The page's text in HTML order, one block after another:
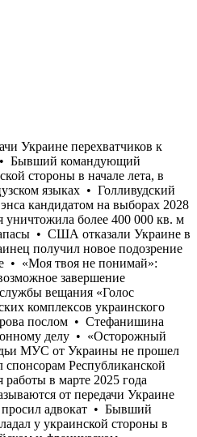
в начале лета, в значительной степени исчез», - Юлиан Репке • «Моя твоя не понимай»: Кандидат в судьи МУС от Украины не прошел собеседование на английском и французском языках • Голливудский режиссер Джеймс Кэмерон намекнул на возможное завершение карьеры • Трамп заявил спонсорам Республиканской партии, что хотел бы видеть Джей Ди Вэнса кандидатом на выборах 2028 года • Редакция украинской службы вещания «Голос Америки» после прекращения работы в марте 2025 года возобновляет ее • Только с начала июля Россия уничтожила более 400 000 кв. м складов и логистических комплексов украинского бизнеса • Страны ЕС отказываются от передачи Украине перехватчиков к Patriot, опасаясь потратить все запасы • США отказали Украине в назначении Умерова послом • Стефанишина "наныла" залог меньше, чем просил адвокат • Бывший командующий логистикой Воздушных сил Андрей Украинец получил новое подозрение по коррупционному делу • «Осторожный оптимизм, который преобладал у украинской стороны в начале лета, в значительной степени исчез», - Юлиан Репке • «Моя твоя не понимай»: Кандидат в судьи МУС от Украины не прошел собеседование на английском и французском языках • Голливудский режиссер Джеймс Кэмерон намекнул на возможное завершение карьеры • Трамп заявил спонсорам Республиканской партии, что хотел бы видеть Джей Ди Вэнса кандидатом на выборах 2028 года • Редакция украинской службы вещания «Голос Америки» после прекращения работы в марте 2025 года возобновляет ее •